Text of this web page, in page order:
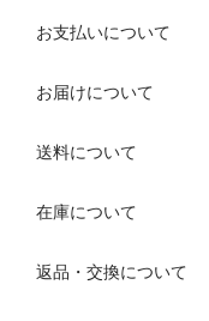
お支払いについて
お届けについて
送料について
在庫について
返品・交換について